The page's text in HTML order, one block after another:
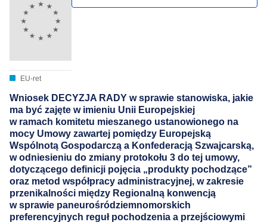
EU-ret
Wniosek DECYZJA RADY w sprawie stanowiska, jakie
ma być zajęte w imieniu Unii Europejskiej
w ramach komitetu mieszanego ustanowionego na
mocy Umowy zawartej pomiędzy Europejską
Wspólnotą Gospodarczą a Konfederacją Szwajcarską,
w odniesieniu do zmiany protokołu 3 do tej umowy,
dotyczącego definicji pojęcia „produkty pochodzące”
oraz metod współpracy administracyjnej, w zakresie
przenikalności między Regionalną konwencją
w sprawie paneurośródziemnomorskich
preferencyjnych reguł pochodzenia a przejściowymi